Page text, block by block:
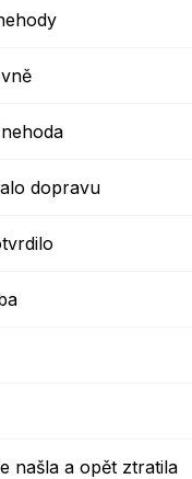
dopravu
našla a opět ztratila